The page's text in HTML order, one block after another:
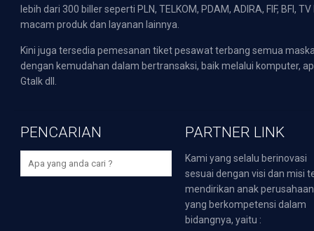
lebih dari 300 biller seperti PLN, TELKOM, PDAM, ADIRA, FIF,
macam produk dan layanan lainnya.
Kini juga tersedia pemesanan tiket pesawat terbang semua
dengan kemudahan dalam bertransaksi, baik melalui komputer,
Gtalk dll.
PENCARIAN PARTNER LINK
Kami yang selalu berinovasi
sesuai dengan visi dan misi
mendirikan anak perusahaan
yang berkompetensi dalam
bidangnya, yaitu :